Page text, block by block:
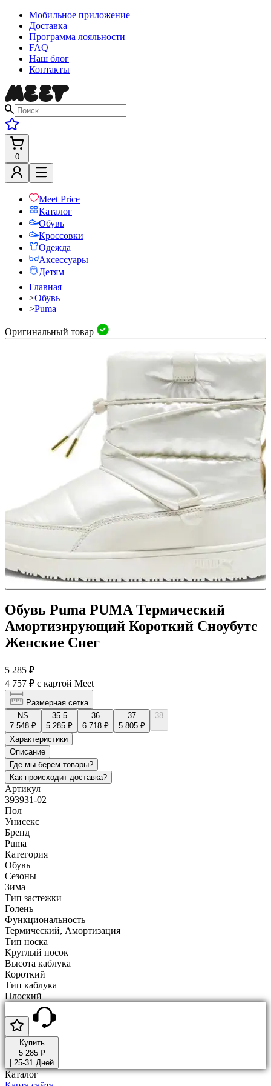
Мобильное приложение
Доставка
Программа лояльности
FAQ
Наш блог
Контакты
0
Meet Price
Каталог
Обувь
Кроссовки
Одежда
Аксессуары
Детям
Главная
>Обувь
>Puma
Оригинальный товар
Обувь Puma PUMA Термический
Амортизирующий Короткий Сноубутс
Женские Снег
5 285 ₽
4 757 ₽ с картой Meet
Размерная сетка
NS
7 548 ₽
35.5
5 285 ₽
36
6 718 ₽
37
5 805 ₽
38
--
Характеристики
Описание
Где мы берем товары?
Как происходит доставка?
Артикул
393931-02
Пол
Унисекс
Бренд
Puma
Категория
Обувь
Сезоны
Зима
Тип застежки
Голень
Функциональность
Термический, Амортизация
Тип носка
Круглый носок
Высота каблука
Короткий
Тип каблука
Плоский
Купить
5 285 ₽
25-31 Дней
Каталог